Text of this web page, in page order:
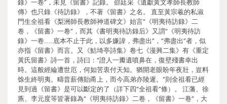
錄》一卷”，未見《留書》記錄。 邵廷采《遺獻黃文孝師長教師
傳》也只錄《待訪錄》，不著《留書》之名。 直至黃宗羲的私淑
門生全祖看《梨洲師長教師神道碑文》始言“《明夷待訪錄》二
卷，《留書》一卷”，而其《書明夷待訪錄后》又謂“《明夷待訪
錄》一卷……底本不止于此，以多嫌諱，弗盡出”，“弗盡出”者，似
亦指《留書》而言。又《鮚埼亭詩集》卷七《漫興二集》有《重定
黃氏留書》詩一首，詩曰：“證人一瓣遺噴鼻在，復壁殘書幸出
時。這般經綸遭世厄，何如苦衷付天知。猶開老眼盼年夜壯，豈料
馀生終明夷。疇昔薪傳貽甬上，而今高弟亦陵遲。”則全祖看已經
見到過《留書》是可以斷定的了（詳下四“全祖看”條）。 江藩、徐
鼒、李元度等皆著錄為“《明夷待訪錄》二卷，《留書》一卷”，大